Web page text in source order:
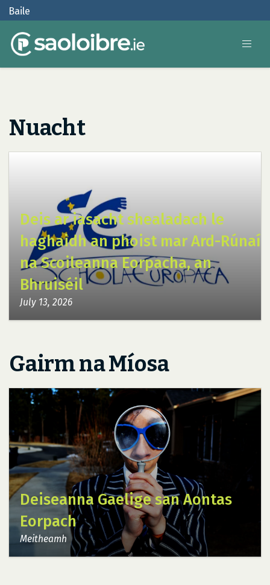
Baile
Nuacht
Deis ar iasacht shealadach le
haghaidh an phoist mar Ard-Rúnaí
na Scoileanna Eorpacha, an
Bhruiséil
July 13, 2026
Gairm na Míosa
Deiseanna Gaelige san Aontas
Eorpach
Meitheamh